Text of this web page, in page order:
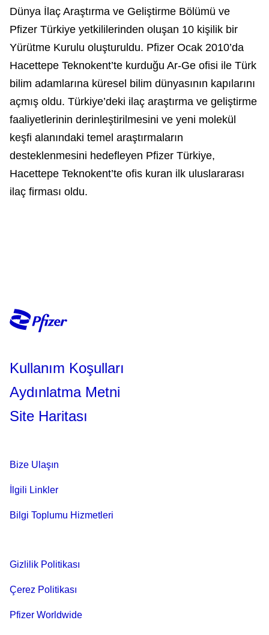
Dünya İlaç Araştırma ve Geliştirme Bölümü ve
Pfizer Türkiye yetkililerinden oluşan 10 kişilik bir
Yürütme Kurulu oluşturuldu. Pfizer Ocak 2010’da
Hacettepe Teknokent’te kurduğu Ar-Ge ofisi ile Türk
bilim adamlarına küresel bilim dünyasının kapılarını
açmış oldu. Türkiye’deki ilaç araştırma ve geliştirme
faaliyetlerinin derinleştirilmesini ve yeni molekül
keşfi alanındaki temel araştırmaların
desteklenmesini hedefleyen Pfizer Türkiye,
Hacettepe Teknokent’te ofis kuran ilk uluslararası
ilaç firması oldu.
Kullanım Koşulları
Aydınlatma Metni
Site Haritası
Bize Ulaşın
İlgili Linkler
Bilgi Toplumu Hizmetleri
Gizlilik Politikası
Çerez Politikası
Pfizer Worldwide